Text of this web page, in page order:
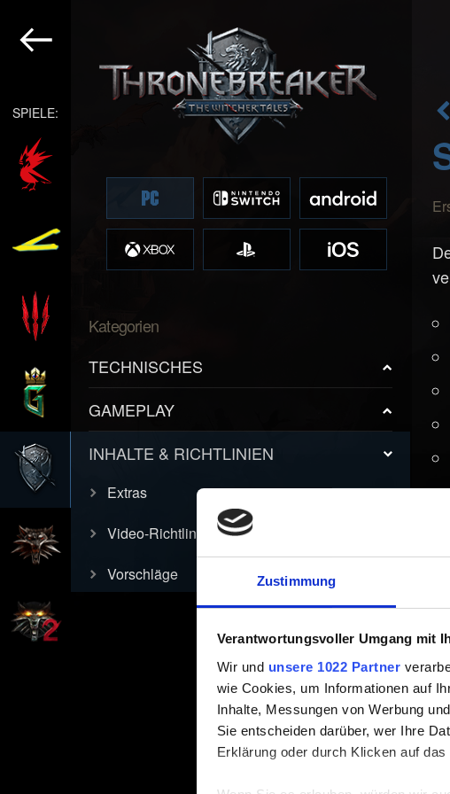
Zustimmung
Verantwortungsvoller Umgang mit
Wir und unsere 1022 Partner
wie Cookies, um Informationen auf
Inhalte, Messungen von Werbung
Sie entscheiden darüber, wer Ihre
Erklärung oder durch Klicken auf
SPIELE:
Kategorien
TECHNISCHES
GAMEPLAY
INHALTE & RICHTLINIEN
Extras
Video-Richtlinie
Vorschläge